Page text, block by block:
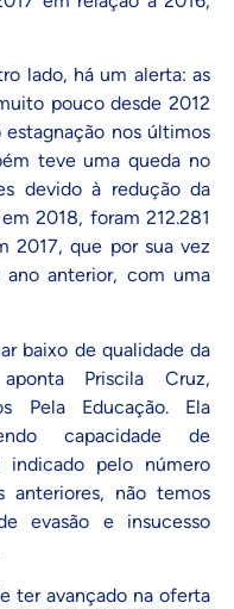
lado, há um alerta: as
pouco desde 2012
nos últimos
teve uma queda no
devido à redução da
2018, foram 212.281
2017, que por sua vez
anterior, com uma
baixo de qualidade da
Priscila Cruz,
Pela Educação. Ela
capacidade de
pelo número
anteriores, não temos
evasão e insucesso
ter avançado na oferta